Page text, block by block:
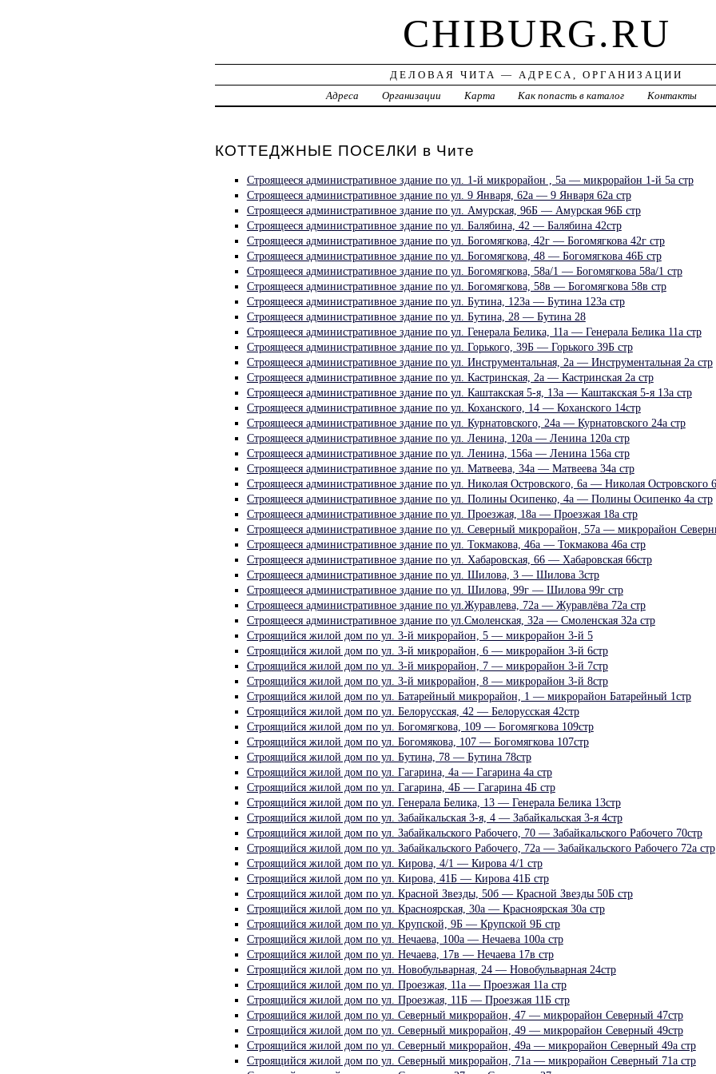
CHIBURG.RU
ДЕЛОВАЯ ЧИТА — АДРЕСА, ОРГАНИЗАЦИИ
Адреса
Организации Карта Как попасть в каталог Контакты
КОТТЕДЖНЫЕ ПОСЕЛКИ в Чите
Строящееся административное здание по ул. 1-й микрорайон , 5а — микрорайон 1-й 5а стр
Строящееся административное здание по ул. 9 Января, 62а — 9 Января 62а стр
Строящееся административное здание по ул. Амурская, 96Б — Амурская 96Б стр
Строящееся административное здание по ул. Балябина, 42 — Балябина 42стр
Строящееся административное здание по ул. Богомягкова, 42г — Богомягкова 42г стр
Строящееся административное здание по ул. Богомягкова, 48 — Богомягкова 46Б стр
Строящееся административное здание по ул. Богомягкова, 58а/1 — Богомягкова 58а/1 стр
Строящееся административное здание по ул. Богомягкова, 58в — Богомягкова 58в стр
Строящееся административное здание по ул. Бутина, 123а — Бутина 123а стр
Строящееся административное здание по ул. Бутина, 28 — Бутина 28
Строящееся административное здание по ул. Генерала Белика, 11а — Генерала Белика 11а стр
Строящееся административное здание по ул. Горького, 39Б — Горького 39Б стр
Строящееся административное здание по ул. Инструментальная, 2а — Инструментальная 2а стр
Строящееся административное здание по ул. Кастринская, 2а — Кастринская 2а стр
Строящееся административное здание по ул. Каштакская 5-я, 13а — Каштакская 5-я 13а стр
Строящееся административное здание по ул. Коханского, 14 — Коханского 14стр
Строящееся административное здание по ул. Курнатовского, 24а — Курнатовского 24а стр
Строящееся административное здание по ул. Ленина, 120а — Ленина 120а стр
Строящееся административное здание по ул. Ленина, 156а — Ленина 156а стр
Строящееся административное здание по ул. Матвеева, 34а — Матвеева 34а стр
Строящееся административное здание по ул. Николая Островского, 6а — Николая Островского
Строящееся административное здание по ул. Полины Осипенко, 4а — Полины Осипенко 4а стр
Строящееся административное здание по ул. Проезжая, 18а — Проезжая 18а стр
Строящееся административное здание по ул. Северный микрорайон, 57а — микрорайон
Строящееся административное здание по ул. Токмакова, 46а — Токмакова 46а стр
Строящееся административное здание по ул. Хабаровская, 66 — Хабаровская 66стр
Строящееся административное здание по ул. Шилова, 3 — Шилова 3стр
Строящееся административное здание по ул. Шилова, 99г — Шилова 99г стр
Строящееся административное здание по ул.Журавлева, 72а — Журавлёва 72а стр
Строящееся административное здание по ул.Смоленская, 32а — Смоленская 32а стр
Строящийся жилой дом по ул. 3-й микрорайон, 5 — микрорайон 3-й 5
Строящийся жилой дом по ул. 3-й микрорайон, 6 — микрорайон 3-й 6стр
Строящийся жилой дом по ул. 3-й микрорайон, 7 — микрорайон 3-й 7стр
Строящийся жилой дом по ул. 3-й микрорайон, 8 — микрорайон 3-й 8стр
Строящийся жилой дом по ул. Батарейный микрорайон, 1 — микрорайон Батарейный 1стр
Строящийся жилой дом по ул. Белорусская, 42 — Белорусская 42стр
Строящийся жилой дом по ул. Богомягкова, 109 — Богомягкова 109стр
Строящийся жилой дом по ул. Богомякова, 107 — Богомягкова 107стр
Строящийся жилой дом по ул. Бутина, 78 — Бутина 78стр
Строящийся жилой дом по ул. Гагарина, 4а — Гагарина 4а стр
Строящийся жилой дом по ул. Гагарина, 4Б — Гагарина 4Б стр
Строящийся жилой дом по ул. Генерала Белика, 13 — Генерала Белика 13стр
Строящийся жилой дом по ул. Забайкальская 3-я, 4 — Забайкальская 3-я 4стр
Строящийся жилой дом по ул. Забайкальского Рабочего, 70 — Забайкальского Рабочего 70стр
Строящийся жилой дом по ул. Забайкальского Рабочего, 72а — Забайкальского Рабочего 72а стр
Строящийся жилой дом по ул. Кирова, 4/1 — Кирова 4/1 стр
Строящийся жилой дом по ул. Кирова, 41Б — Кирова 41Б стр
Строящийся жилой дом по ул. Красной Звезды, 50б — Красной Звезды 50Б стр
Строящийся жилой дом по ул. Красноярская, 30а — Красноярская 30а стр
Строящийся жилой дом по ул. Крупской, 9Б — Крупской 9Б стр
Строящийся жилой дом по ул. Нечаева, 100а — Нечаева 100а стр
Строящийся жилой дом по ул. Нечаева, 17в — Нечаева 17в стр
Строящийся жилой дом по ул. Новобульварная, 24 — Новобульварная 24стр
Строящийся жилой дом по ул. Проезжая, 11а — Проезжая 11а стр
Строящийся жилой дом по ул. Проезжая, 11Б — Проезжая 11Б стр
Строящийся жилой дом по ул. Северный микрорайон, 47 — микрорайон Северный 47стр
Строящийся жилой дом по ул. Северный микрорайон, 49 — микрорайон Северный 49стр
Строящийся жилой дом по ул. Северный микрорайон, 49а — микрорайон Северный 49а стр
Строящийся жилой дом по ул. Северный микрорайон, 71а — микрорайон Северный 71а стр